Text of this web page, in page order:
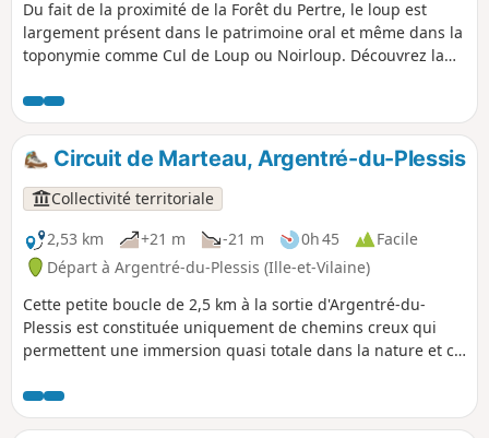
Du fait de la proximité de la Forêt du Pertre, le loup est
largement présent dans le patrimoine oral et même dans la
toponymie comme Cul de Loup ou Noirloup. Découvrez la
Circuit de Marteau, Argentré-du-Plessis
Collectivité territoriale
2,53 km
+21 m -21 m 0h 45
Facile
Départ à Argentré-du-Plessis (Ille-et-Vilaine)
Cette petite boucle de 2,5 km à la sortie d'Argentré-du-
Plessis est constituée uniquement de chemins creux qui
permettent une immersion quasi totale dans la nature et ce